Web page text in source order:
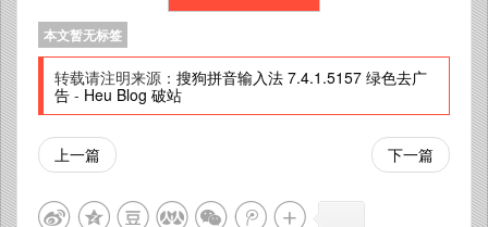
本文暂无标签
转载请注明来源： 搜狗拼音输入法 7.4.1.5157 绿色去广
告 - Heu Blog 破站
上一篇 下一篇